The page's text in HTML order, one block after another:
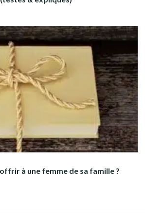
à une femme de sa famille ?